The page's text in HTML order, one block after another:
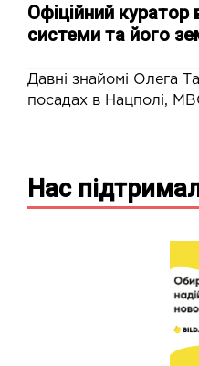
Офіційний куратор
системи та його
Давні знайомі Олега
посадах в Нацполі,
Нас